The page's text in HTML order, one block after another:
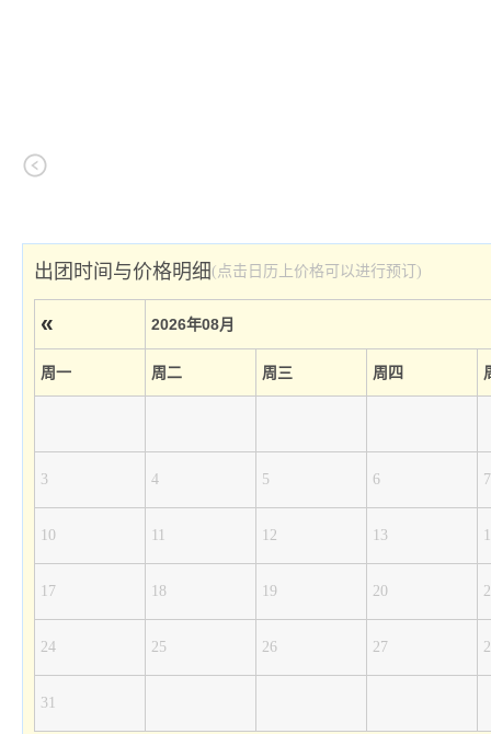
出团时间与价格明细(点击日历上价格可以进行预订)
« 2026年08月
周一 周二 周三 周四
3 4 5 6 7
10 11 12 13
17 18 19 20
24 25 26 27
31